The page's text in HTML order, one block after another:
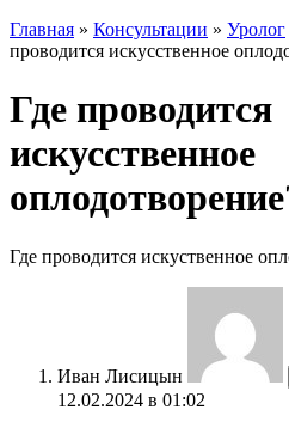
Главная » Консультации » Уролог
проводится искусственное
Где проводится
искусственное
Где проводится искуственное
Иван Лисицын
12.02.2024 в 01:02